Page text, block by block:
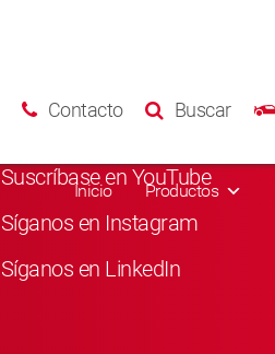
Contacto Buscar
Inicio Productos
Suscríbase en YouTube
Síganos en Instagram
Síganos en LinkedIn